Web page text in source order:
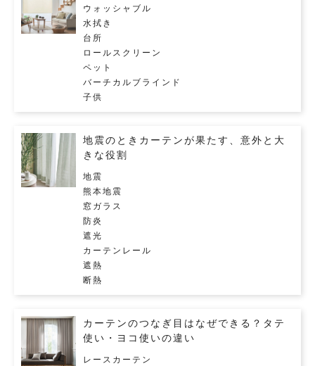
ウォッシャブル
水拭き
台所
ロールスクリーン
ペット
バーチカルブラインド
子供
地震のときカーテンが果たす、意外と大
きな役割
地震
熊本地震
窓ガラス
防炎
遮光
カーテンレール
遮熱
断熱
カーテンのつなぎ目はなぜできる？タテ
使い・ヨコ使いの違い
レースカーテン